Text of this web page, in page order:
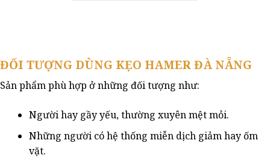
thể.
Các
chọn
có
thể
được
ĐỐI TƯỢNG DÙNG KẸO HAMER ĐÀ NẴNG
Sản phẩm phù hợp ở những đối tượng như:
Người hay gầy yếu, thường xuyên mệt mỏi.
Những người có hệ thống miễn dịch giảm hay ốm
vặt.